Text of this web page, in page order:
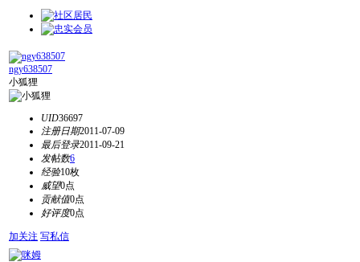
ngy638507
小狐狸
UID36697
注册日期2011-07-09
最后登录2011-09-21
发帖数6
经验10枚
威望0点
贡献值0点
好评度0点
加关注 写私信